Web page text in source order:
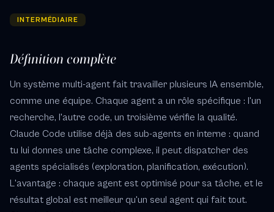
INTERMÉDIAIRE
Définition complète
Un système multi-agent fait travailler plusieurs IA ensemble,
comme une équipe. Chaque agent a un rôle spécifique : l'un
recherche, l'autre code, un troisième vérifie la qualité.
Claude Code utilise déjà des sub-agents en interne : quand
tu lui donnes une tâche complexe, il peut dispatcher des
agents spécialisés (exploration, planification, exécution).
L'avantage : chaque agent est optimisé pour sa tâche, et le
résultat global est meilleur qu'un seul agent qui fait tout.